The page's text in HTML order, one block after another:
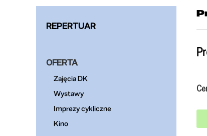
REPERTUAR
OFERTA
Zajęcia DK
Wystawy
Imprezy cykliczne
Kino